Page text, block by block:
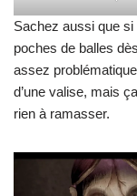
Sachez aussi que
poches de balles
assez
d’une valise, mais
rien à ramasser.